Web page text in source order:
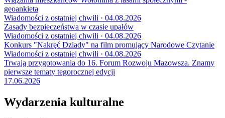
geoankieta
Wiadomości z ostatniej chwili · 04.08.2026
Zasady bezpieczeństwa w czasie upałów
Wiadomości z ostatniej chwili · 04.08.2026
Konkurs "Nakręć Dziady" na film promujący Narodowe Czytanie
Wiadomości z ostatniej chwili · 04.08.2026
Trwają przygotowania do 16. Forum Rozwoju Mazowsza. Znamy
pierwsze tematy tegorocznej edycji
17.06.2026
Wydarzenia kulturalne